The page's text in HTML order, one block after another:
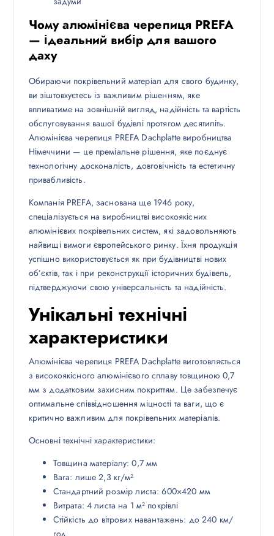
Чому алюмінієва черепиця PREFA
— ідеальний вибір для вашого
даху
Обираючи покрівельний матеріал для свого будинку,
ви зіштовхуєтесь із важливим рішенням, яке
впливатиме на зовнішній вигляд, надійність та вартість
обслуговування вашої будівлі протягом десятиліть.
Алюмінієва черепиця PREFA Dachplatte виробництва
Німеччини — це преміальне рішення, яке поєднує
технологічну досконалість, довговічність та естетичну
привабливість.
Компанія PREFA, заснована ще 1946 року,
спеціалізується на виробництві високоякісних
алюмінієвих покрівельних систем, які задовольняють
найвищі вимоги європейського ринку. Їхня продукція
успішно використовується як при будівництві нових
об’єктів, так і при реконструкції історичних будівель,
підтверджуючи свою універсальність та надійність.
Унікальні технічні
характеристики
Алюмінієва черепиця PREFA Dachplatte виготовляється
з високоякісного алюмінієвого сплаву товщиною 0,7
мм з додатковим захисним покриттям. Це забезпечує
оптимальне співвідношення міцності та ваги, що є
критично важливим для покрівельних матеріалів.
Основні технічні характеристики:
Товщина матеріалу: 0,7 мм
Вага: лише 2,3 кг/м²
Стандартний розмір листа: 600×420 мм
Витрата: 4 листа на 1 м² покрівлі
Стійкість до вітрових навантажень: до 240 км/